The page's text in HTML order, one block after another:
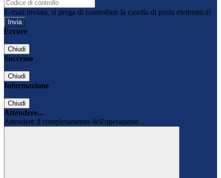
E-mail inviata, si prega di controllare la casella di posta elettronica!
Errore
Chiudi
Successo
Chiudi
Informazione
Chiudi
Attendere...
Attendere il completamento dell'operazione...